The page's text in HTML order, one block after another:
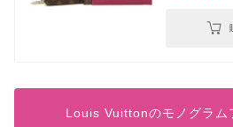
Louis Vuittonのモノグラム